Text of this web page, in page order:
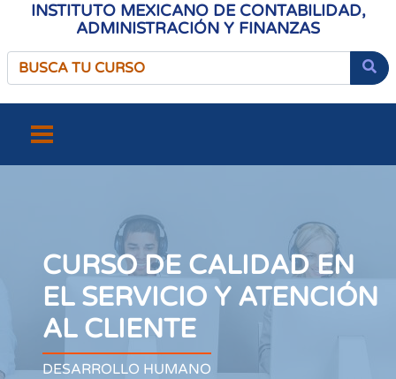
INSTITUTO MEXICANO DE CONTABILIDAD,
ADMINISTRACIÓN Y FINANZAS
CURSO DE CALIDAD EN
EL SERVICIO Y ATENCIÓN
AL CLIENTE
DESARROLLO HUMANO